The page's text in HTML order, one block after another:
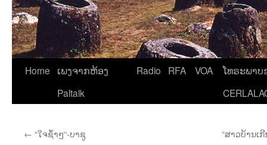
Home
ເພງຈາກຫ້ອງ
Paltalk
Radio RFA VOA
ໂທຣະພາບ
← “ໃຈຊໍ້າໆ“-ບາຊູ “ສາວບ້ານເ